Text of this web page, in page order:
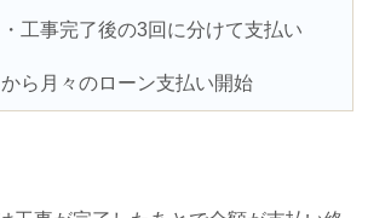
工事完了後の3回に分けて支払い
ら月々のローン支払い開始